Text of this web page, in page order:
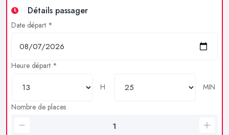
Détails passager
Date départ *
Heure départ *
H
MIN
Nombre de places